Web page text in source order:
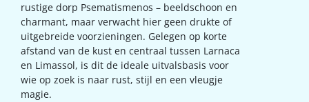
rustige dorp Psematismenos – beeldschoon en
charmant, maar verwacht hier geen drukte of
uitgebreide voorzieningen. Gelegen op korte
afstand van de kust en centraal tussen Larnaca
en Limassol, is dit de ideale uitvalsbasis voor
wie op zoek is naar rust, stijl en een vleugje
magie.